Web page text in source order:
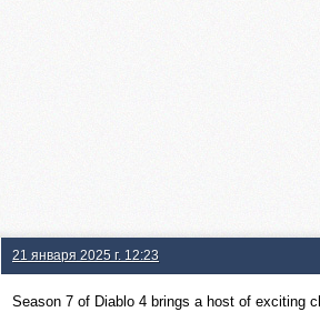
21 января 2025 г. 12:23
Season 7 of Diablo 4 brings a host of exciting